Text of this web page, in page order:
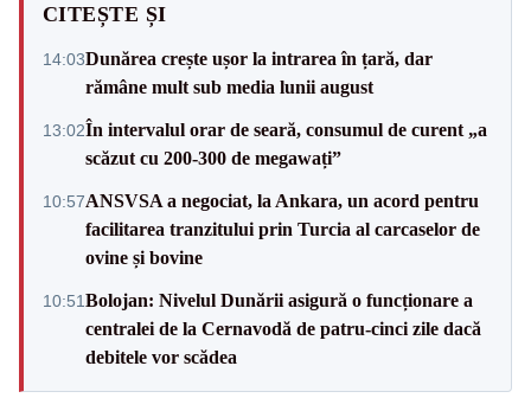
CITEȘTE ȘI
14:03Dunărea crește ușor la intrarea în țară, dar
rămâne mult sub media lunii august
13:02În intervalul orar de seară, consumul de curent „a
scăzut cu 200-300 de megawați”
10:57ANSVSA a negociat, la Ankara, un acord pentru
facilitarea tranzitului prin Turcia al carcaselor de
ovine și bovine
10:51Bolojan: Nivelul Dunării asigură o funcționare a
centralei de la Cernavodă de patru-cinci zile dacă
debitele vor scădea